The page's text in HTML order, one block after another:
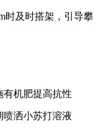
时及时搭架，引导攀
有机肥提高抗性
喷洒小苏打溶液